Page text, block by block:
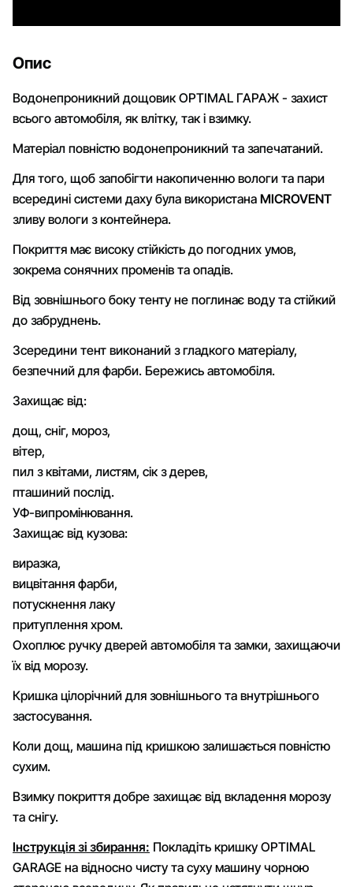
Опис
Водонепроникний дощовик OPTIMAL ГАРАЖ - захист
всього автомобіля, як влітку, так і взимку.
Матеріал повністю водонепроникний та запечатаний.
Для того, щоб запобігти накопиченню вологи та пари
всередині системи даху була використана MICROVENT
зливу вологи з контейнера.
Покриття має високу стійкість до погодних умов,
зокрема сонячних променів та опадів.
Від зовнішнього боку тенту не поглинає воду та стійкий
до забруднень.
Зсередини тент виконаний з гладкого матеріалу,
безпечний для фарби. Бережись автомобіля.
Захищає від:
дощ, сніг, мороз,
вітер,
пил з квітами, листям, сік з дерев,
пташиний послід.
УФ-випромінювання.
Захищає від кузова:
виразка,
вицвітання фарби,
потускнення лаку
притуплення хром.
Охоплює ручку дверей автомобіля та замки, захищаючи
їх від морозу.
Кришка цілорічний для зовнішнього та внутрішнього
застосування.
Коли дощ, машина під кришкою залишається повністю
сухим.
Взимку покриття добре захищає від вкладення морозу
та снігу.
Інструкція зі збирання: Покладіть кришку OPTIMAL
GARAGE на відносно чисту та суху машину чорною